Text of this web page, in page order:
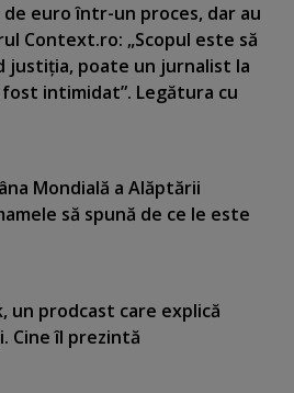
euro într-un proces, dar au
Context.ro: „Scopul este să
justiţia, poate un jurnalist la
intimidat”. Legătura cu
Mondială a Alăptării
să spună de ce le este
un prodcast care explică
Cine îl prezintă